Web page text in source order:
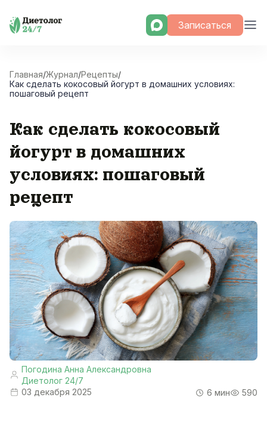
Skip
Записаться
Главная/Журнал/Рецепты/
Как сделать кокосовый йогурт в домашних условиях:
пошаговый рецепт
Как сделать кокосовый
йогурт в домашних
условиях: пошаговый
рецепт
Погодина Анна Александровна
Диетолог 24/7
03 декабря 2025
6 мин 590